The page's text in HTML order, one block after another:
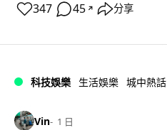
347 45 ↗ 分享
科技娛樂 生活娛樂 城中熱話
Vin 1 日